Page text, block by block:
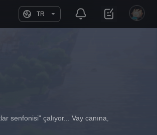
TR
senfonisi" çalıyor... Vay canına,